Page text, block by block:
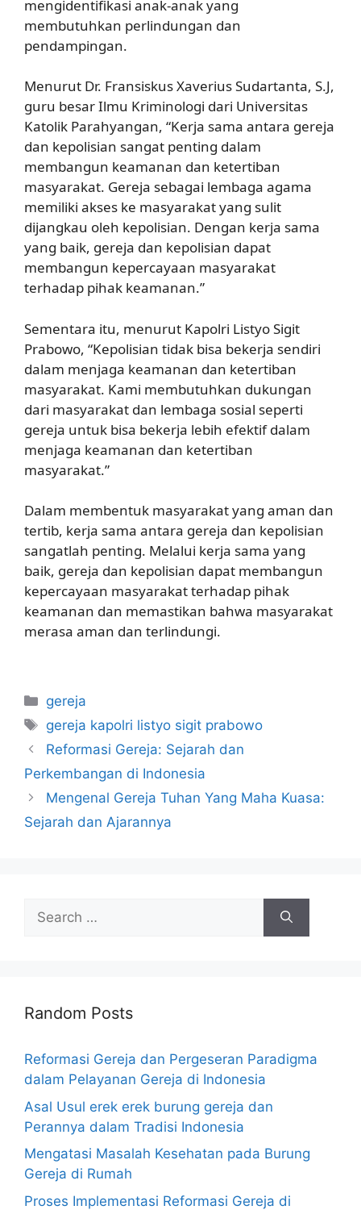
mengidentifikasi anak-anak yang
membutuhkan perlindungan dan
pendampingan.
Menurut Dr. Fransiskus Xaverius Sudartanta, S.J,
guru besar Ilmu Kriminologi dari Universitas
Katolik Parahyangan, “Kerja sama antara gereja
dan kepolisian sangat penting dalam
membangun keamanan dan ketertiban
masyarakat. Gereja sebagai lembaga agama
memiliki akses ke masyarakat yang sulit
dijangkau oleh kepolisian. Dengan kerja sama
yang baik, gereja dan kepolisian dapat
membangun kepercayaan masyarakat
terhadap pihak keamanan.”
Sementara itu, menurut Kapolri Listyo Sigit
Prabowo, “Kepolisian tidak bisa bekerja sendiri
dalam menjaga keamanan dan ketertiban
masyarakat. Kami membutuhkan dukungan
dari masyarakat dan lembaga sosial seperti
gereja untuk bisa bekerja lebih efektif dalam
menjaga keamanan dan ketertiban
masyarakat.”
Dalam membentuk masyarakat yang aman dan
tertib, kerja sama antara gereja dan kepolisian
sangatlah penting. Melalui kerja sama yang
baik, gereja dan kepolisian dapat membangun
kepercayaan masyarakat terhadap pihak
keamanan dan memastikan bahwa masyarakat
merasa aman dan terlindungi.
Categories
gereja
Tags
gereja kapolri listyo sigit prabowo
Reformasi Gereja: Sejarah dan
Perkembangan di Indonesia
Mengenal Gereja Tuhan Yang Maha Kuasa:
Sejarah dan Ajarannya
Search
for:
Random Posts
Reformasi Gereja dan Pergeseran Paradigma
dalam Pelayanan Gereja di Indonesia
Asal Usul erek erek burung gereja dan
Perannya dalam Tradisi Indonesia
Mengatasi Masalah Kesehatan pada Burung
Gereja di Rumah
Proses Implementasi Reformasi Gereja di